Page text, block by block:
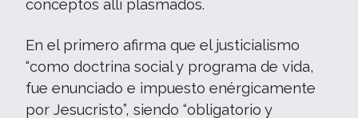
conceptos allí plasmados.
En el primero afirma que el justicialismo
“como doctrina social y programa de vida,
fue enunciado e impuesto enérgicamente
por Jesucristo”, siendo “obligatorio y